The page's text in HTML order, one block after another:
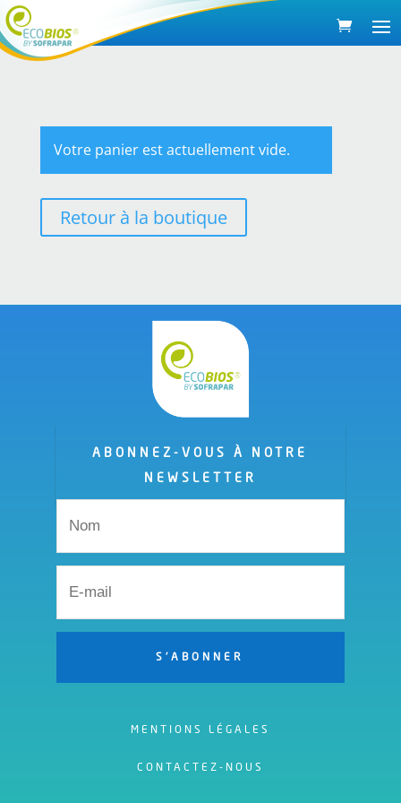
Votre panier est actuellement vide.
Retour à la boutique
ABONNEZ-VOUS À NOTRE
NEWSLETTER
S'ABONNER
MENTIONS LÉGALES
CONTACTEZ-NOUS